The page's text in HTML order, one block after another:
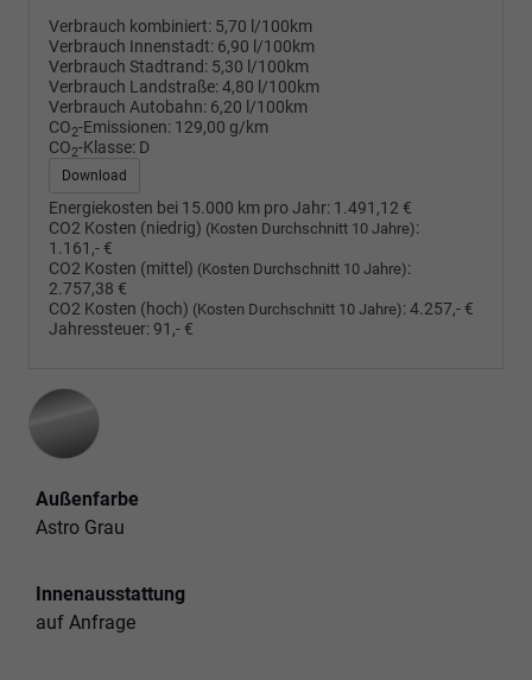
Verbrauch kombiniert: 5,70 l/100km
Verbrauch Innenstadt: 6,90 l/100km
Verbrauch Stadtrand: 5,30 l/100km
Verbrauch Landstraße:4,80 l/100km
Verbrauch Autobahn: 6,20 l/100km
CO2-Emissionen: 129,00 g/km
CO2-Klasse: D
Download
Energiekosten bei 15.000 km pro Jahr: 1.491,12 €
CO2 Kosten (niedrig) (Kosten Durchschnitt 10 Jahre):
1.161,- €
CO2 Kosten (mittel) (Kosten Durchschnitt 10 Jahre):
2.757,38 €
CO2 Kosten (hoch) (Kosten Durchschnitt 10 Jahre):4.257,- €
Jahressteuer: 91,- €
Außenfarbe
Astro Grau
Innenausstattung
auf Anfrage